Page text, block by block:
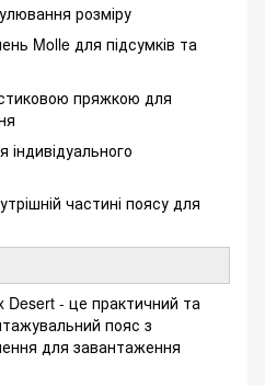
розміру
Molle для підсумків та
пряжкою для
частині поясу для
Desert - це практичний та
пояс з
для завантаження